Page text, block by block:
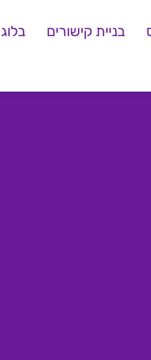
בניית קישורים בלוג